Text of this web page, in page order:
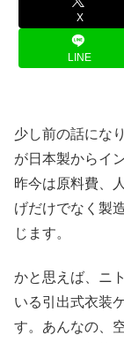
X
LINE
少し前の話にな
が日本製からイ
昨今は原料費、
げだけでなく製
じます。
かと思えば、ニ
いる引出式衣装
す。あんなの、